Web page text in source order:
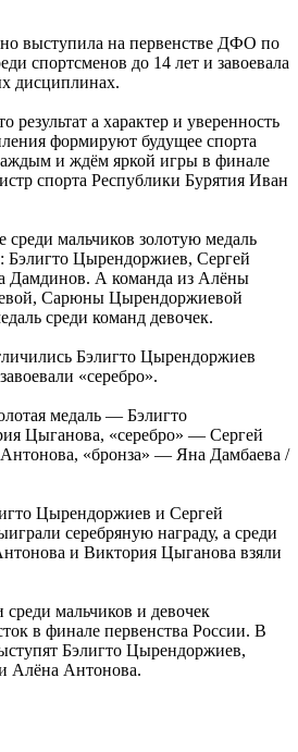
выступила на первенстве ДФО по
спортсменов до 14 лет и завоевала
дисциплинах.
а характер и уверенность
формируют будущее спорта
и ждём яркой игры в финале
спорта Республики Бурятия Иван
среди мальчиков золотую медаль
Бэлигто Цырендоржиев, Сергей
Дамдинов. А команда из Алёны
Сарюны Цырендоржиевой
среди команд девочек.
Бэлигто Цырендоржиев
«серебро».
медаль — Бэлигто
Цыганова, «серебро» — Сергей
«бронза» — Яна Дамбаева /
Цырендоржиев и Сергей
серебряную награду, а среди
и Виктория Цыганова взяли
мальчиков и девочек
в финале первенства России. В
Бэлигто Цырендоржиев,
Алёна Антонова.